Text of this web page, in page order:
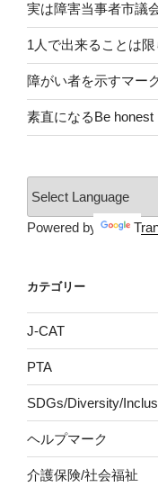
実は障害当事者市議
1人で出来ることは
障がい者を示すマー
素直になるBe honest
Powered by
カテゴリー
J-CAT
PTA
SDGs/Diversity/
ヘルプマーク
介護保険/社会福祉